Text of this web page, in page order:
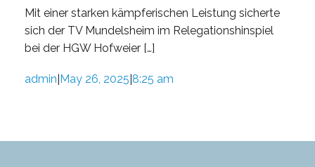
Mit einer starken kämpferischen Leistung sicherte
sich der TV Mundelsheim im Relegationshinspiel
bei der HGW Hofweier […]
admin May 26, 2025 8:25 am